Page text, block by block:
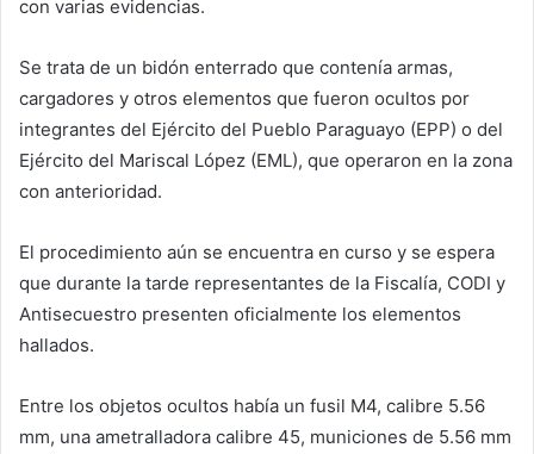
con varias evidencias.
Se trata de un bidón enterrado que contenía armas,
cargadores y otros elementos que fueron ocultos por
integrantes del Ejército del Pueblo Paraguayo (EPP) o del
Ejército del Mariscal López (EML), que operaron en la zona
con anterioridad.
El procedimiento aún se encuentra en curso y se espera
que durante la tarde representantes de la Fiscalía, CODI y
Antisecuestro presenten oficialmente los elementos
hallados.
Entre los objetos ocultos había un fusil M4, calibre 5.56
mm, una ametralladora calibre 45, municiones de 5.56 mm